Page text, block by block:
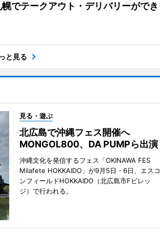
幌でテークアウト・デリバリーができ
と見る
見る・遊ぶ
北広島で沖縄フェス開催へ
MONGOL800、DA PUMPら出演
沖縄文化を発信するフェス「OKINAWA FES
Milafete HOKKAIDO」が9月5日・6日、エスコ
ンフィールドHOKKAIDO（北広島市Fビレッ
ジ）で行われる。